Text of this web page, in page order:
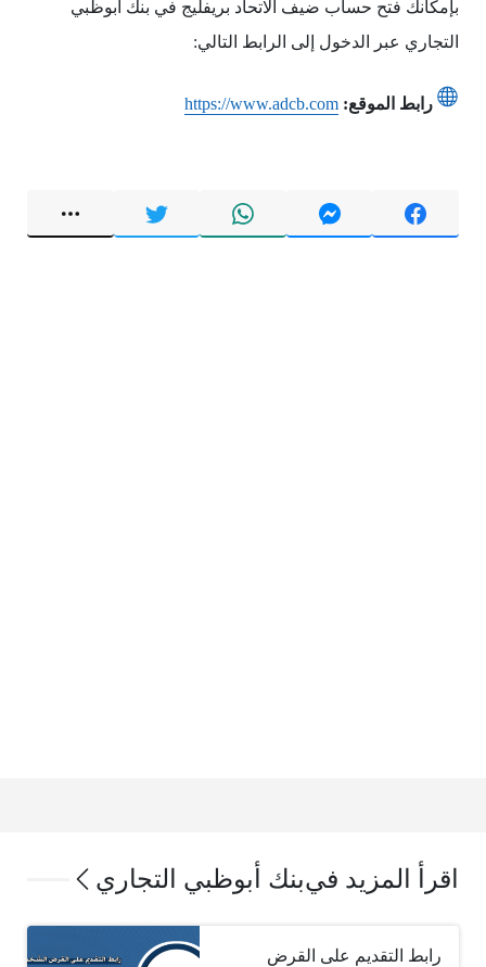
بإمكانك فتح حساب ضيف الاتحاد بريفليج في بنك أبوظبي
التجاري عبر الدخول إلى الرابط التالي:
رابط الموقع: https://www.adcb.com
اقرأ المزيد فيبنك أبوظبي التجاري
رابط التقديم على القرض